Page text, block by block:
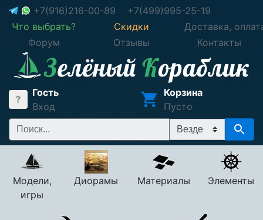
+7(916)216-00-89
+7(499)995-25-19
Что выбрать?
Скидки
Доставка,
Форум
Отзывы Контакты
Гость
Вход
Корзина
Пусто
Модели,
игры
Диорамы Материалы Элементы